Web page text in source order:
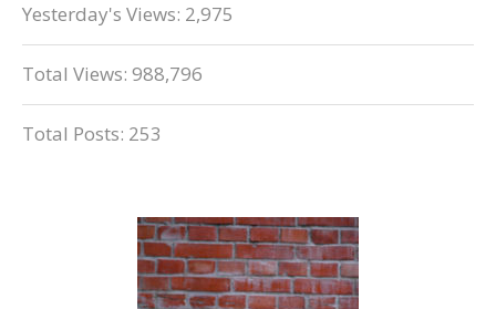
Yesterday's Views: 2,975
Total Views: 988,796
Total Posts: 253